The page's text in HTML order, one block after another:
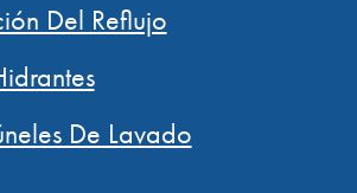
Del Reflujo
De Lavado